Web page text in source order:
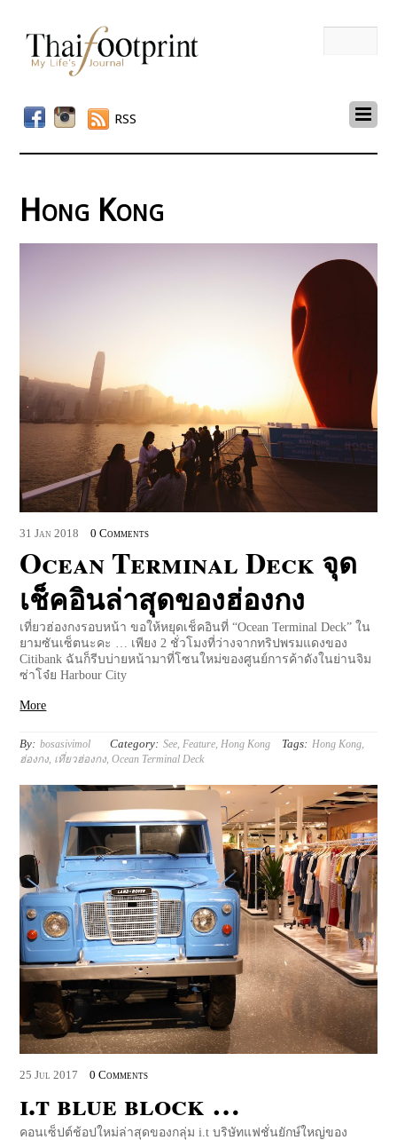
RSS
Hong Kong
31 Jan 2018 0 Comments
Ocean Terminal Deck จุด
เช็คอินล่าสุดของฮ่องกง
เที่ยวฮ่องกงรอบหน้า ขอให้หยุดเช็คอินที่ “Ocean Terminal Deck” ใน
ยามซันเซ็ตนะคะ … เพียง 2 ชั่วโมงที่ว่างจากทริปพรมแดงของ
Citibank ฉันก็รีบบ่ายหน้ามาที่โซนใหม่ของศูนย์การค้าดังในย่านจิม
ซ่าโจ๋ย Harbour City
More
By: bosasivimol Category: See,Feature,Hong Kong Tags: Hong Kong,
ฮ่องกง, เที่ยวฮ่องกง,Ocean Terminal Deck
25 Jul 2017 0 Comments
i.t blue block …
คอนเซ็ปต์ช้อปใหม่ล่าสุดของกลุ่ม i.t บริษัทแฟชั่นยักษ์ใหญ่ของ